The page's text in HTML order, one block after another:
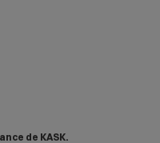
de KASK.